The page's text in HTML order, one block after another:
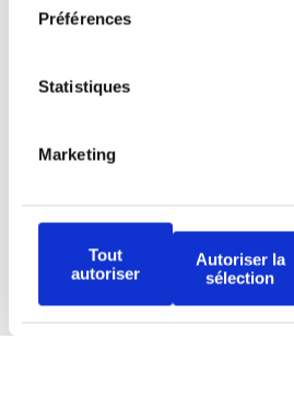
Préférences
Statistiques
Marketing
Tout
autoriser
Autoriser la
sélection
Politique de
Conditions